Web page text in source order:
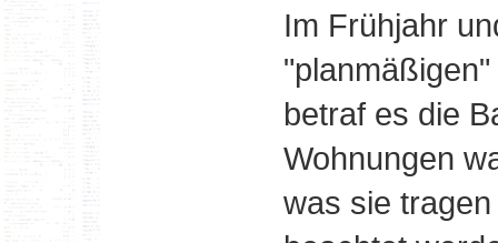
Im Frühjahr
betraf es die
Wohnungen
was sie